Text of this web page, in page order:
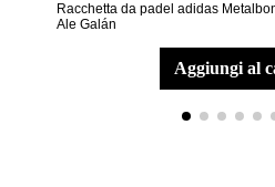
Racchetta da padel adidas
Ale Galán
aggiungi al